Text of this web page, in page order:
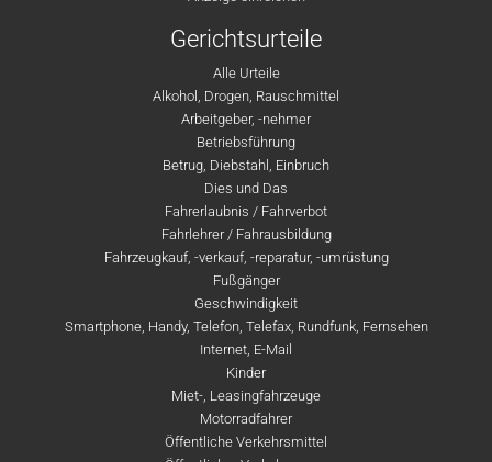
Gerichtsurteile
Alle Urteile
Alkohol, Drogen, Rauschmittel
Arbeitgeber, -nehmer
Betriebsführung
Betrug, Diebstahl, Einbruch
Dies und Das
Fahrerlaubnis / Fahrverbot
Fahrlehrer / Fahrausbildung
Fahrzeugkauf, -verkauf, -reparatur, -umrüstung
Fußgänger
Geschwindigkeit
Smartphone, Handy, Telefon, Telefax, Rundfunk, Fernsehen
Internet, E-Mail
Kinder
Miet-, Leasingfahrzeuge
Motorradfahrer
Öffentliche Verkehrsmittel